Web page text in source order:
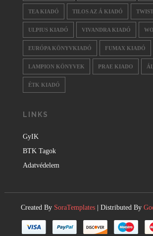
TEA KIADÓ TILOS AZ Á KIADÓ
ULPIUS KIADÓ VIVANDRA KIADÓ
EURÓPA KÖNYVKIADÓ FUMAX KIADÓ
LAMPION KÖNYVEK PRAE KIADO
ÉTK KIADÓ
LINKS
GyIK
BTK Tagok
Adatvédelem
Created By SoraTemplates | Distributed By